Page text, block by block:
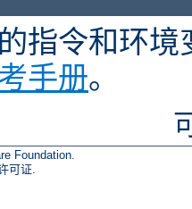
指令和环
手册。
Foundation.
可证.